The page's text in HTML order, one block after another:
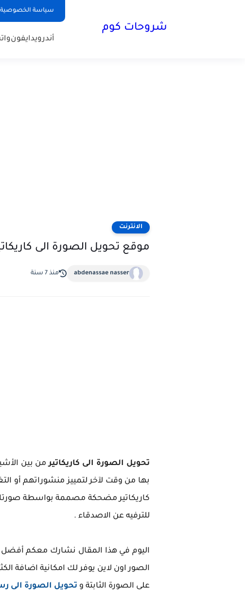
سياسة الخصوصية
شروحات كوم
أندرويدايفون
الانترنت
موقع تحويل الصورة الى
abdenassae nasser منذ 7 سنة
تحويل الصورة الى كاريكاتيرمن بين
بها من وقت لآخر لتمييز منشوراتهم أو
كاريكاتير مضحكة مصممة بواسطة
للترفيه عن الاصدقاء .
اليوم في هذا المقال نشارك معكم أفضل
الصور اون لاين يوفر لك امكانية اضافة
على الصورة الثابتة و تحويل الصورة الى